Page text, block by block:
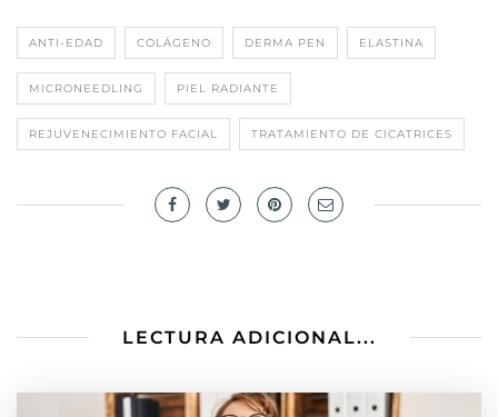
ANTI-EDAD COLÁGENO DERMA PEN ELASTINA
MICRONEEDLING PIEL RADIANTE
REJUVENECIMIENTO FACIAL TRATAMIENTO DE CICATRICES
LECTURA ADICIONAL...